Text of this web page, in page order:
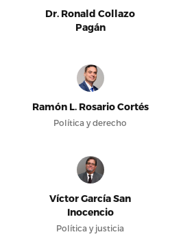
Dr. Ronald Collazo
Pagán
Ramón L. Rosario Cortés
Política y derecho
Víctor García San
Inocencio
Política y justicia